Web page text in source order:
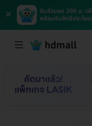
×
รับส่วนลด 200 บ. เ
พร้อมรับสิทธิประโย